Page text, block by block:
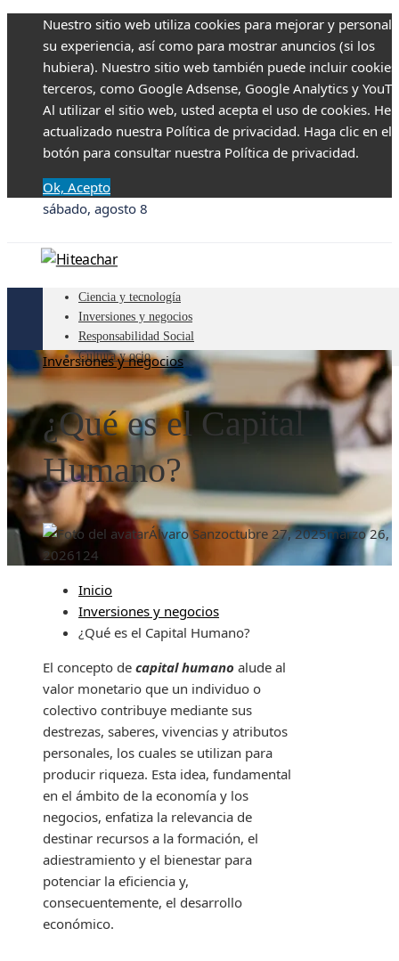
Nuestro sitio web utiliza cookies para mejorar y
su experiencia, así como para mostrar anuncios (si los
hubiera). Nuestro sitio web también puede incluir
terceros, como Google Adsense, Google Analytics y
Al utilizar el sitio web, usted acepta el uso de cookies.
actualizado nuestra Política de privacidad. Haga clic en el
botón para consultar nuestra Política de privacidad.
Ok, Acepto
sábado, agosto 8
Ciencia y tecnología
Inversiones y negocios
Responsabilidad Social
Cultura y ocio
Inversiones y negocios
¿Qué es el Capital
Humano?
Álvaro Sanzoctubre 27, 2025marzo 26,
2026124
Inicio
Inversiones y negocios
¿Qué es el Capital Humano?
El concepto de capital humano alude al
valor monetario que un individuo o
colectivo contribuye mediante sus
destrezas, saberes, vivencias y atributos
personales, los cuales se utilizan para
producir riqueza. Esta idea, fundamental
en el ámbito de la economía y los
negocios, enfatiza la relevancia de
destinar recursos a la formación, el
adiestramiento y el bienestar para
potenciar la eficiencia y,
consecuentemente, el desarrollo
económico.